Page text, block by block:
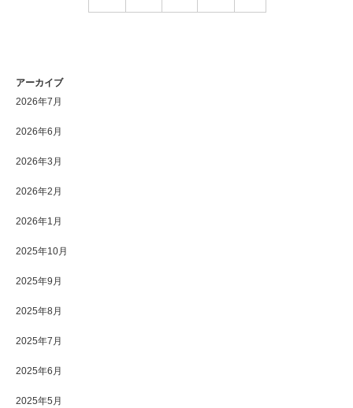
アーカイブ
2026年7月
2026年6月
2026年3月
2026年2月
2026年1月
2025年10月
2025年9月
2025年8月
2025年7月
2025年6月
2025年5月